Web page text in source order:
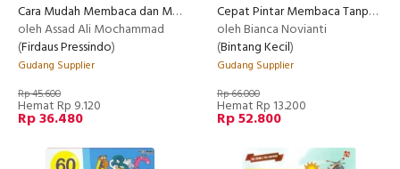
Cara Mudah Membaca dan Menulis
oleh Assad Ali Mochammad
(Firdaus Pressindo)
Gudang Supplier
Rp 45.600
Hemat Rp 9.120
Rp 36.480
Cepat Pintar Membaca Tanpa Mengeja
oleh Bianca Novianti
(Bintang Kecil)
Gudang Supplier
Rp 66.000
Hemat Rp 13.200
Rp 52.800